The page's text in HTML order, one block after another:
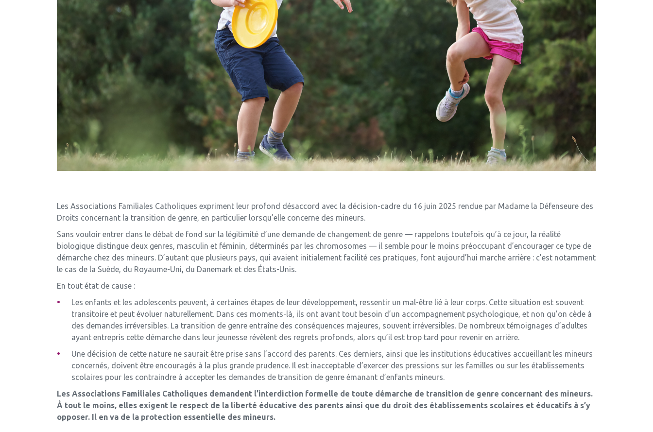
Les Associations Familiales Catholiques expriment leur profond désaccord avec la décision-cadre du 16 juin 2025 rendue par Madame la Défenseure des
Droits concernant la transition de genre, en particulier lorsqu’elle concerne des mineurs.
Sans vouloir entrer dans le débat de fond sur la légitimité d’une demande de changement de genre — rappelons toutefois qu’à ce jour, la réalité
biologique distingue deux genres, masculin et féminin, déterminés par les chromosomes — il semble pour le moins préoccupant d’encourager ce type de
démarche chez des mineurs. D’autant que plusieurs pays, qui avaient initialement facilité ces pratiques, font aujourd’hui marche arrière : c’est notamment
le cas de la Suède, du Royaume-Uni, du Danemark et des États-Unis.
En tout état de cause :
Les enfants et les adolescents peuvent, à certaines étapes de leur développement, ressentir un mal-être lié à leur corps. Cette situation est souvent
transitoire et peut évoluer naturellement. Dans ces moments-là, ils ont avant tout besoin d’un accompagnement psychologique, et non qu’on cède à
des demandes irréversibles. La transition de genre entraîne des conséquences majeures, souvent irréversibles. De nombreux témoignages d’adultes
ayant entrepris cette démarche dans leur jeunesse révèlent des regrets profonds, alors qu’il est trop tard pour revenir en arrière.
Une décision de cette nature ne saurait être prise sans l’accord des parents. Ces derniers, ainsi que les institutions éducatives accueillant les mineurs
concernés, doivent être encouragés à la plus grande prudence. Il est inacceptable d’exercer des pressions sur les familles ou sur les établissements
scolaires pour les contraindre à accepter les demandes de transition de genre émanant d’enfants mineurs.
Les Associations Familiales Catholiques demandent l’interdiction formelle de toute démarche de transition de genre concernant des mineurs.
À tout le moins, elles exigent le respect de la liberté éducative des parents ainsi que du droit des établissements scolaires et éducatifs à s’y
opposer. Il en va de la protection essentielle des mineurs.